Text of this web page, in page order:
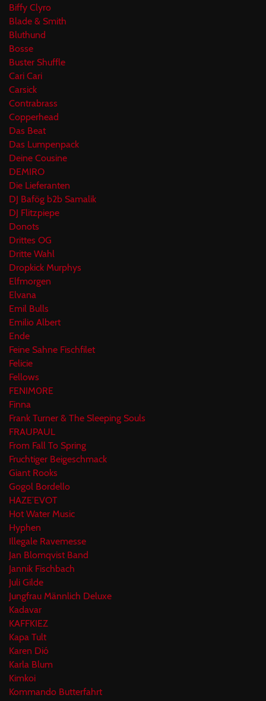
Biffy Clyro
Blade & Smith
Bluthund
Bosse
Buster Shuffle
Cari Cari
Carsick
Contrabrass
Copperhead
Das Beat
Das Lumpenpack
Deine Cousine
DEMIRO
Die Lieferanten
DJ Bafög b2b Samalik
DJ Flitzpiepe
Donots
Drittes OG
Dritte Wahl
Dropkick Murphys
Elfmorgen
Elvana
Emil Bulls
Emilio Albert
Ende
Feine Sahne Fischfilet
Felicie
Fellows
FENIM0RE
Finna
Frank Turner & The Sleeping Souls
FRAUPAUL
From Fall To Spring
Fruchtiger Beigeschmack
Giant Rooks
Gogol Bordello
HAZE’EVOT
Hot Water Music
Hyphen
Illegale Ravemesse
Jan Blomqvist Band
Jannik Fischbach
Juli Gilde
Jungfrau Männlich Deluxe
Kadavar
KAFFKIEZ
Kapa Tult
Karen Dió
Karla Blum
Kimkoi
Kommando Butterfahrt